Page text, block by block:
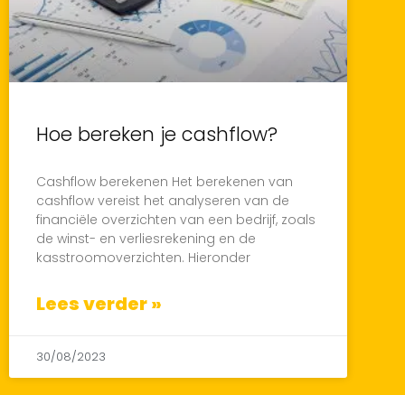
Hoe bereken je cashflow?
Cashflow berekenen Het berekenen van
cashflow vereist het analyseren van de
financiële overzichten van een bedrijf, zoals
de winst- en verliesrekening en de
kasstroomoverzichten. Hieronder
Lees verder »
30/08/2023